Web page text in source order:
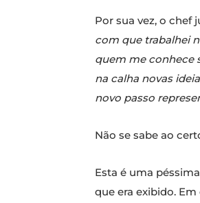
Por sua vez, o chef
com que trabalhei
quem me conhece
na calha novas
novo passo
Não se sabe ao
Esta é uma
que era exibido.